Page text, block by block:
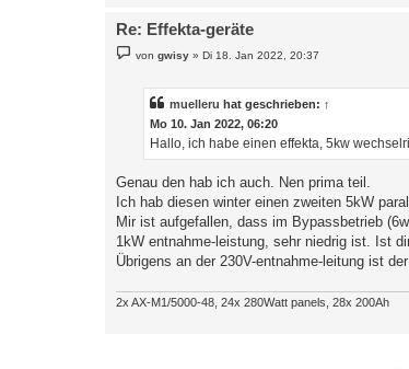
Re: Effekta-geräte
e
vongwisy »Di 18. Jan 2022, 20:37
muelleru hat geschrieben: ↑
Mo 10. Jan 2022, 06:20
Hallo, ich habe einen effekta, 5kw
Genau den hab ich auch. Nen prima teil.
Ich hab diesen winter einen zweiten 5kW
Mir ist aufgefallen, dass im Bypassbetrieb
1kW entnahme-leistung, sehr niedrig ist. Ist
Übrigens an der 230V-entnahme-leitung ist
2x AX-M1/5000-48, 24x 280Watt panels, 28x 200Ah